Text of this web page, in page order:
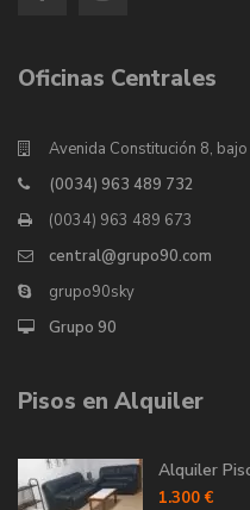
Oficinas Centrales
Avenida Constitución 8, bajo
(0034) 963 489 732
(0034) 963 489 673
central@grupo90.com
grupo90sky
Grupo 90
Pisos en Alquiler
Alquiler
1.300 €